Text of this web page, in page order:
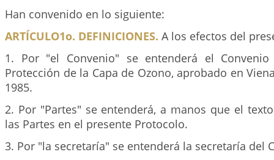
Han convenido en lo siguiente:
ARTÍCULO1o. DEFINICIONES. A los efectos del
1. Por "el Convenio" se entenderá el
Protección de la Capa de Ozono, aprobado en
1985.
2. Por "Partes" se entenderá, a manos que el
las Partes en el presente Protocolo.
3. Por "la secretaría" se entenderá la secretaría del